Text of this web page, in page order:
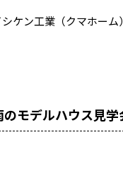
ケン工業（クマホーム
モデルハウス見